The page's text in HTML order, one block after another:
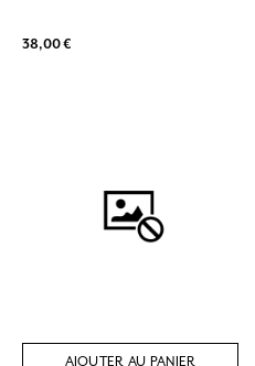
38,00 €
AJOUTER AU PANIER